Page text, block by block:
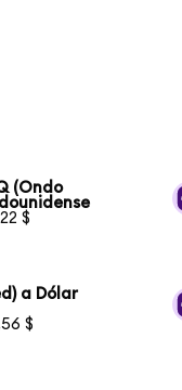
(Ondo
$
a Dólar
$